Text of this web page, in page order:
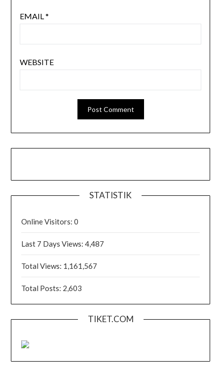
EMAIL*
WEBSITE
STATISTIK
Online Visitors:0
Last 7 Days Views:4,487
Total Views: 1,161,567
Total Posts: 2,603
TIKET.COM